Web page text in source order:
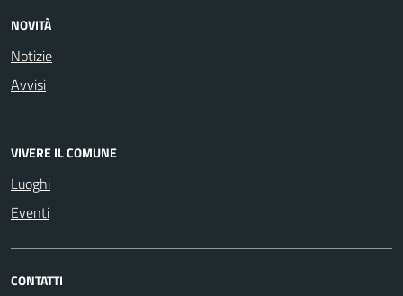
NOVITÀ
Notizie
Avvisi
VIVERE IL COMUNE
Luoghi
Eventi
CONTATTI